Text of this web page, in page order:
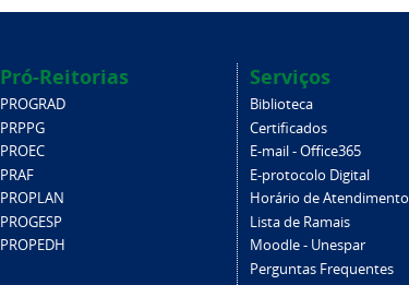
Pró-Reitorias
PROGRAD
PRPPG
PROEC
PRAF
PROPLAN
PROGESP
PROPEDH
Serviços
Biblioteca
Certificados
E-mail - Office365
E-protocolo Digital
Horário de Atendimento
Lista de Ramais
Moodle - Unespar
Perguntas Frequentes